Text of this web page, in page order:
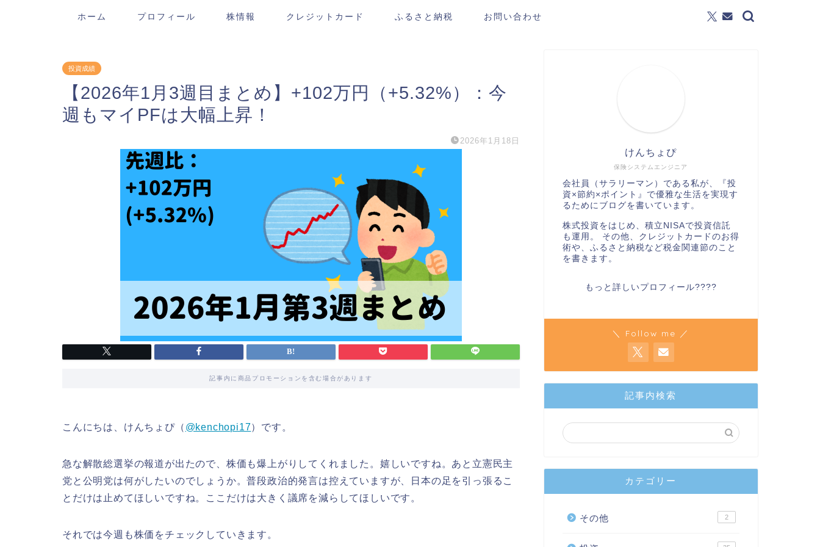
ホーム プロフィール 株情報 クレジットカード ふるさと納税 お問い合わせ
投資成績
【2026年1月3週目まとめ】+102万円（+5.32%）：今
週もマイPFは大幅上昇！
2026年1月18日
記事内に商品プロモーションを含む場合があります
こんにちは、けんちょぴ（ @kenchopi17）です。
急な解散総選挙の報道が出たので、株価も爆上がりしてくれました。嬉しいですね。あと立憲民主
党と公明党は何がしたいのでしょうか。普段政治的発言は控えていますが、日本の足を引っ張るこ
とだけは止めてほしいですね。ここだけは大きく議席を減らしてほしいです。
それでは今週も株価をチェックしていきます。
保険システムエンジニア
けんちょぴ
会社員（サラリーマン）である私が、『投
資×節約×ポイント』で優雅な生活を実現す
るためにブログを書いています。
株式投資をはじめ、積立NISAで投資信託
も運用。 その他、クレジットカードのお得
術や、ふるさと納税など税金関連節のこと
を書きます。
もっと詳しいプロフィール????
＼ Follow me ／
記事内検索
カテゴリー
その他 2